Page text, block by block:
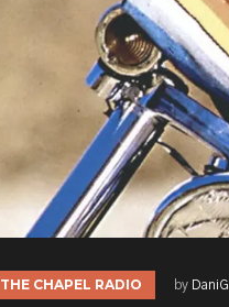
THE CHAPEL RADIO by DaniG